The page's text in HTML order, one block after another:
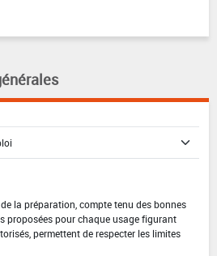
la préparation, compte tenu des bonnes
proposées pour chaque usage figurant
permettent de respecter les limites